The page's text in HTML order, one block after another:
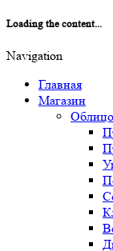
Loading the content...
Navigation
Главная
Магазин